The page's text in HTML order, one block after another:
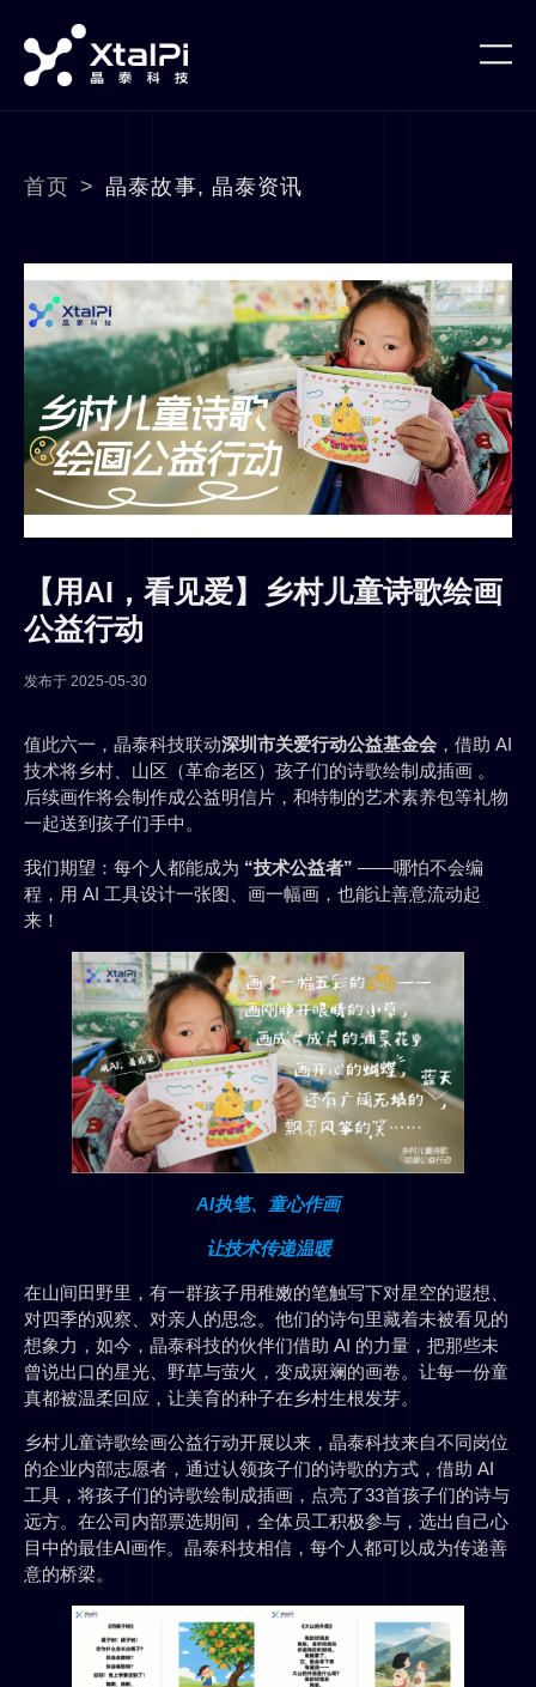
首页 > 晶泰故事, 晶泰资讯
【用AI，看见爱】乡村儿童诗歌绘画
公益行动
发布于 2025-05-30
值此六一，晶泰科技联动深圳市关爱行动公益基金会 ，借助 AI
技术将乡村、山区（革命老区）孩子们的诗歌绘制成插画 。
后续画作将会制作成公益明信片，和特制的艺术素养包等礼物
一起送到孩子们手中。
我们期望：每个人都能成为 “技术公益者” ——哪怕不会编
程，用 AI 工具设计一张图、画一幅画，也能让善意流动起
来！
AI执笔、童心作画
让技术传递温暖
在山间田野里，有一群孩子用稚嫩的笔触写下对星空的遐想、
对四季的观察、对亲人的思念。他们的诗句里藏着未被看见的
想象力，如今，晶泰科技的伙伴们借助 AI 的力量，把那些未
曾说出口的星光、野草与萤火，变成斑斓的画卷。让每一份童
真都被温柔回应，让美育的种子在乡村生根发芽。
乡村儿童诗歌绘画公益行动开展以来，晶泰科技来自不同岗位
的企业内部志愿者，通过认领孩子们的诗歌的方式，借助 AI
工具，将孩子们的诗歌绘制成插画，点亮了33首孩子们的诗与
远方。在公司内部票选期间，全体员工积极参与，选出自己心
目中的最佳AI画作。晶泰科技相信，每个人都可以成为传递善
意的桥梁。